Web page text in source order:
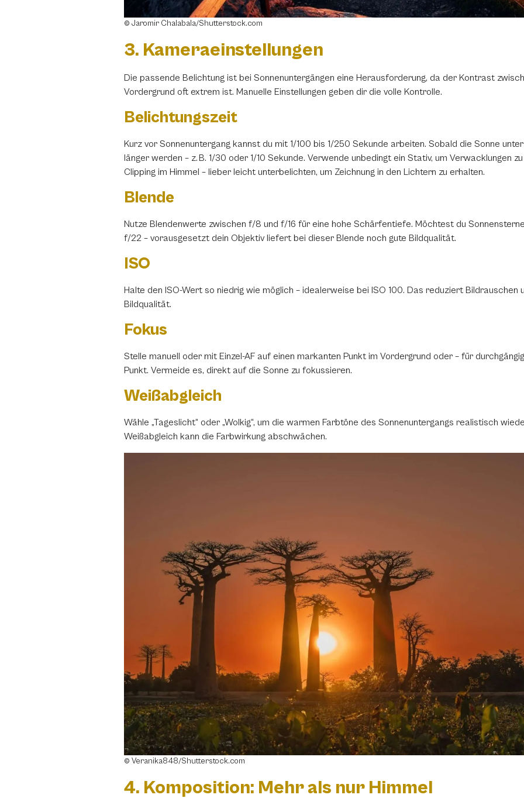
Facebook
WhatsApp Telegram
per E-Mail senden
© Jaromir Chalabala/Shutterstock.com
3. Kameraeinstellungen
Die passende Belichtung ist bei Sonnenuntergängen eine Herausforderung, da der Kontrast
Vordergrund oft extrem ist. Manuelle Einstellungen geben dir die volle Kontrolle.
Belichtungszeit
Kurz vor Sonnenuntergang kannst du mit 1/100 bis 1/250 Sekunde arbeiten. Sobald die Sonne
länger werden – z. B. 1/30 oder 1/10 Sekunde. Verwende unbedingt ein Stativ, um Verwacklungen
Clipping im Himmel – lieber leicht unterbelichten, um Zeichnung in den Lichtern zu erhalten.
Blende
Nutze Blendenwerte zwischen f/8 und f/16 für eine hohe Schärfentiefe. Möchtest du
f/22 – vorausgesetzt dein Objektiv liefert bei dieser Blende noch gute Bildqualität.
ISO
Halte den ISO-Wert so niedrig wie möglich – idealerweise bei ISO 100. Das reduziert Bildrauschen
Bildqualität.
Fokus
Stelle manuell oder mit Einzel-AF auf einen markanten Punkt im Vordergrund oder – für
Punkt. Vermeide es, direkt auf die Sonne zu fokussieren.
Weißabgleich
Wähle „Tageslicht“ oder „Wolkig“, um die warmen Farbtöne des Sonnenuntergangs realistisch
Weißabgleich kann die Farbwirkung abschwächen.
© Veranika848/Shutterstock.com
4. Komposition: Mehr als nur Himmel